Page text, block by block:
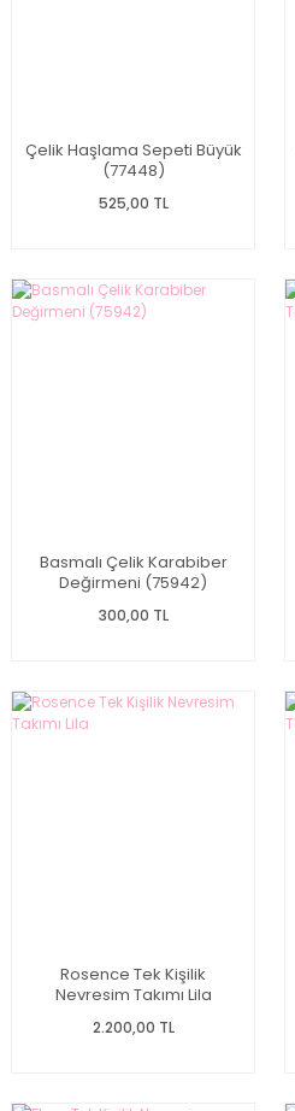
Çelik Haşlama Sepeti Büyük
(77448)
525,00 TL
Basmalı Çelik Karabiber
Değirmeni (75942)
300,00 TL
Rosence Tek Kişilik
Nevresim Takımı Lila
2.200,00 TL